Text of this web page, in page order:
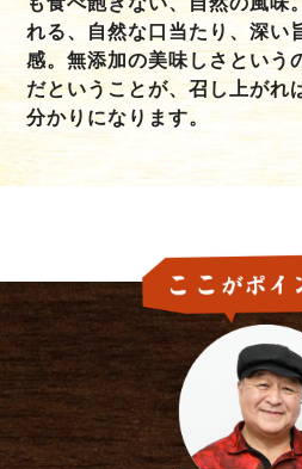
れる、自然な口当たり、深い
感。無添加の美味しさという
だということが、召し上がれ
分かりになります。